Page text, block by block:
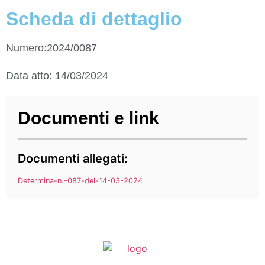
Scheda di dettaglio
Numero:2024/0087
Data atto: 14/03/2024
Documenti e link
Documenti allegati:
Determina-n.-087-del-14-03-2024